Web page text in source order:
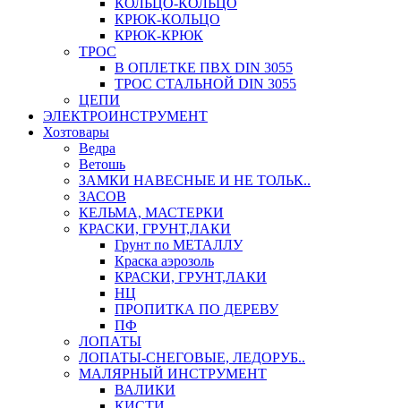
КОЛЬЦО-КОЛЬЦО
КРЮК-КОЛЬЦО
КРЮК-КРЮК
ТРОС
В ОПЛЕТКЕ ПВХ DIN 3055
ТРОС СТАЛЬНОЙ DIN 3055
ЦЕПИ
ЭЛЕКТРОИНСТРУМЕНТ
Хозтовары
Ведра
Ветошь
ЗАМКИ НАВЕСНЫЕ И НЕ ТОЛЬК..
ЗАСОВ
КЕЛЬМА, МАСТЕРКИ
КРАСКИ, ГРУНТ,ЛАКИ
Грунт по МЕТАЛЛУ
Краска аэрозоль
КРАСКИ, ГРУНТ,ЛАКИ
НЦ
ПРОПИТКА ПО ДЕРЕВУ
ПФ
ЛОПАТЫ
ЛОПАТЫ-СНЕГОВЫЕ, ЛЕДОРУБ..
МАЛЯРНЫЙ ИНСТРУМЕНТ
ВАЛИКИ